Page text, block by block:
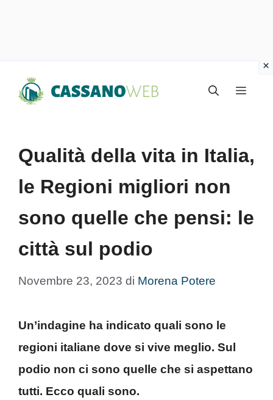
Menu
Qualità della vita in Italia,
le Regioni migliori non
sono quelle che pensi: le
città sul podio
Novembre 23, 2023 di Morena Potere
Un’indagine ha indicato quali sono le
regioni italiane dove si vive meglio. Sul
podio non ci sono quelle che si aspettano
tutti. Ecco quali sono.